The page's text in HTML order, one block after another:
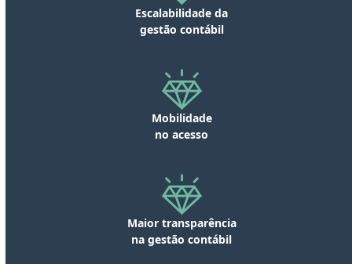
Escalabilidade da
gestão contábil
Mobilidade
no acesso
Maior transparência
na gestão contábil